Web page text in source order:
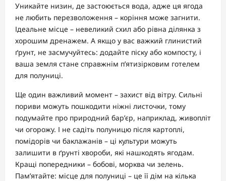
Уникайте низин, де застоюється вода, адже ця ягода
не любить перезволоження – коріння може загнити.
Ідеальне місце – невеликий схил або рівна ділянка з
хорошим дренажем. А якщо у вас важкий глинистий
ґрунт, не засмучуйтесь: додайте піску або компосту, і
ваша земля стане справжнім п’ятизірковим готелем
для полуниці.
Ще один важливий момент – захист від вітру. Сильні
пориви можуть пошкодити ніжні листочки, тому
подумайте про природний бар’єр, наприклад, живопліт
чи огорожу. І не садіть полуницю після картоплі,
помідорів чи баклажанів – ці культури можуть
залишити в ґрунті хвороби, які нашкодять ягодам.
Кращі попередники – бобові, морква чи зелень.
Пам’ятайте: місце для полуниці – це її дім на кілька